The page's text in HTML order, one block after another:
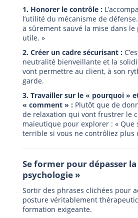
1. Honorer le contrôle :
l’utilité du mécanisme de
a sûrement sauvé la mise dans le
utile. »
2. Créer un cadre sécurisant :
neutralité bienveillante et la
vont permettre au client, à son
garde.
3. Travailler sur le « pourquoi »
« comment » : Plutôt que de
de relaxation qui vont frustrer le
maïeutique pour explorer : « Que
terrible si vous ne contrôliez plus
Se former pour dépasser la
psychologie »
Sortir des phrases clichées pour
posture véritablement
formation exigeante.